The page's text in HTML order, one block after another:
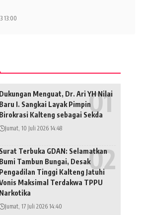
13:00
Dukungan Menguat, Dr. Ari YH Nilai
Baru I. Sangkai Layak Pimpin
Birokrasi Kalteng sebagai Sekda
Jumat, 10 Juli 2026 14:48
Surat Terbuka GDAN: Selamatkan
Bumi Tambun Bungai, Desak
Pengadilan Tinggi Kalteng Jatuhi
Maksimal Terdakwa TPPU
Narkotika
Jumat, 17 Juli 2026 14:40